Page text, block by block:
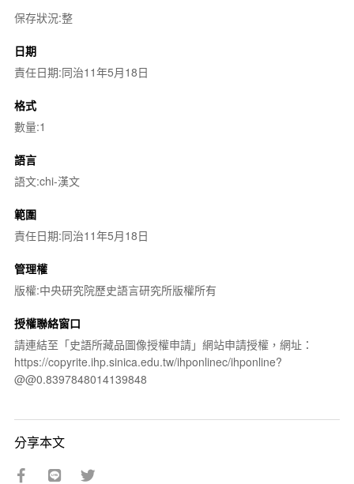
保存狀況:整
日期
責任日期:同治11年5月18日
格式
數量:1
語言
語文:chi-漢文
範圍
責任日期:同治11年5月18日
管理權
版權:中央研究院歷史語言研究所版權所有
授權聯絡窗口
請連結至「史語所藏品圖像授權申請」網站申請授權，網址：
https://copyrite.ihp.sinica.edu.tw/ihponlinec/ihponline?
@@0.8397848014139848
分享本文